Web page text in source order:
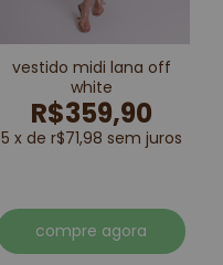
vestido midi lana off
white
R$359,90
5 x de r$71,98 sem juros
compre agora